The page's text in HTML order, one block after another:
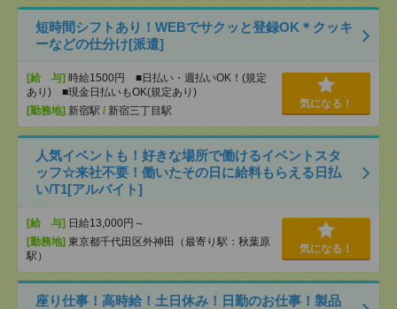
短時間シフトあり！WEBでサクッと登録OK＊クッキ
ーなどの仕分け[派遣]
[給 与] 時給1500円 ■日払い・週払いOK！(規定
あり) ■現金日払いもOK(規定あり)
[勤務地] 新宿駅 / 新宿三丁目駅
気になる！
人気イベントも！好きな場所で働けるイベントスタ
ッフ☆来社不要！働いたその日に給料もらえる日払
い/T1[アルバイト]
[給 与] 日給13,000円～
[勤務地] 東京都千代田区外神田（最寄り駅：秋葉原
駅）
気になる！
座り仕事！高時給！土日休み！日勤のお仕事！製品